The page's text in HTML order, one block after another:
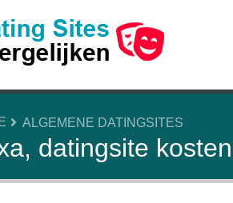
ALGEMENE DATINGSITES
datingsite